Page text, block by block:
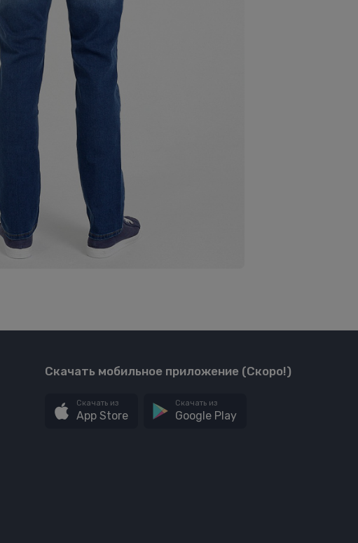
Скачать мобильное приложение (Скоро!)
Скачать из
App Store
Скачать из
Google Play